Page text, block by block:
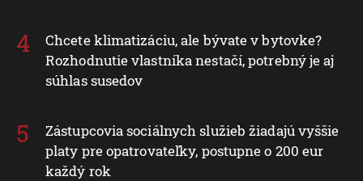
Chcete klimatizáciu, ale bývate v bytovke?
Rozhodnutie vlastníka nestačí, potrebný je aj
súhlas susedov
Zástupcovia sociálnych služieb žiadajú vyššie
platy pre opatrovateľky, postupne o 200 eur
každý rok